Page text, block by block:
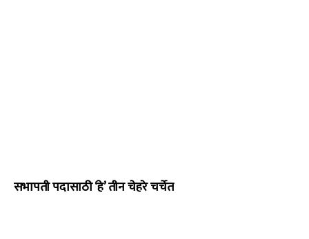
सभापती पदासाठी ‘हे’ तीन चेहरे चर्चेत